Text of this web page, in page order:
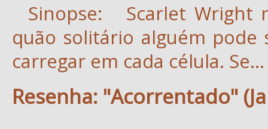
Sinopse: Scarlet Wright
quão solitário alguém
carregar em cada célula. Se...
Resenha: "Acorrentado"